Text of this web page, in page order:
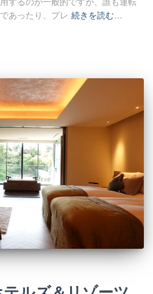
するのが一般的ですが、誰も運転
あったり、プレ 続きを読む…